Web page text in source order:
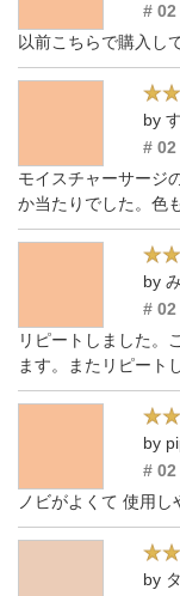
# 02
以前こちらで購入し
by
# 02
モイスチャーサージ
か当たりでした。色
by
# 02
リピートしました。
ます。またリピート
by
# 02
ノビがよくて 使用し
by